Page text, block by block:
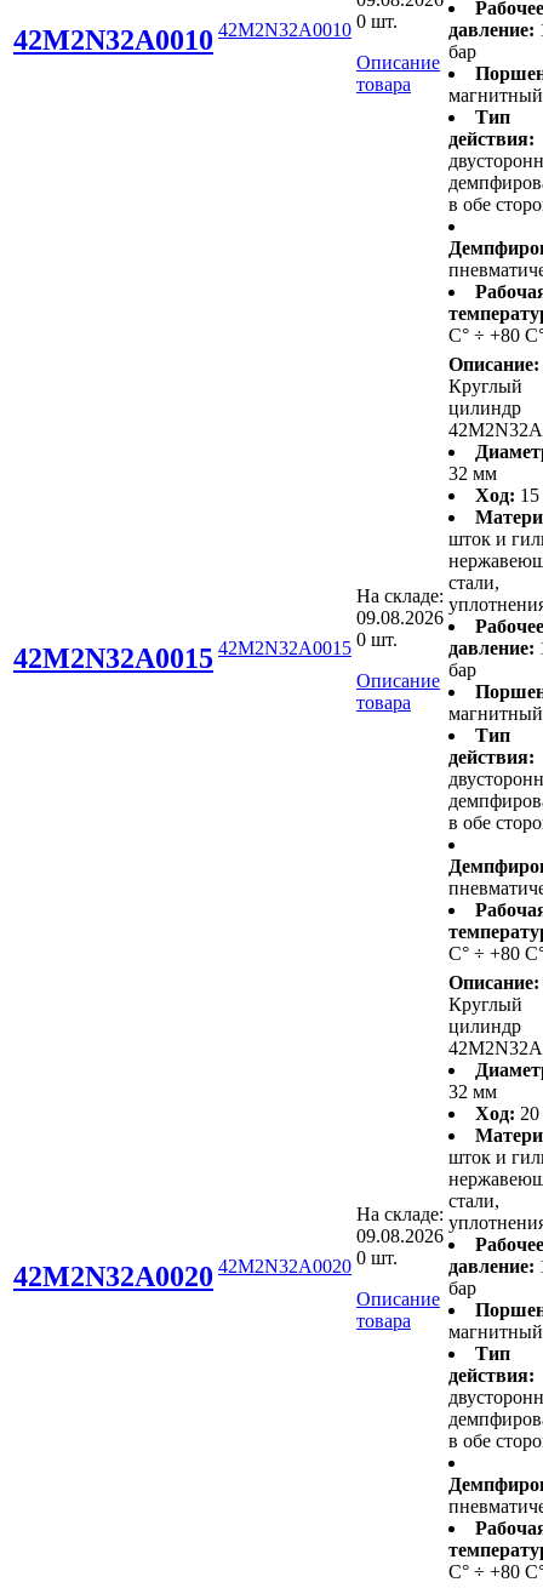
42M2N32A0010 42M2N32A0010 0 шт.
Описание
товара
Рабочее
давление:
бар
магнитный
Тип
действия:
в обе
С° ÷ +80
42M2N32A0015 42M2N32A0015
На складе:
09.08.2026
0 шт.
Описание
товара
Описание:
Круглый
цилиндр
32 мм
Ход:
шток и
стали,
Рабочее
давление:
бар
магнитный
Тип
действия:
в обе
С° ÷ +80
42M2N32A0020 42M2N32A0020
На складе:
09.08.2026
0 шт.
Описание
товара
Описание:
Круглый
цилиндр
32 мм
Ход:
шток и
стали,
Рабочее
давление:
бар
магнитный
Тип
действия:
в обе
С° ÷ +80